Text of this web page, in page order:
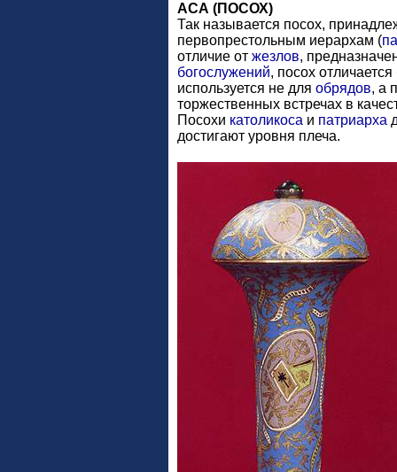
АСА (ПОСОХ)
Так называется посох,
первопрестольным иерархам (
отличие от жезлов,
богослужений, посох
используется не для обрядов, а
торжественных встречах в
Посохи католикоса и патриарха
достигают уровня плеча.